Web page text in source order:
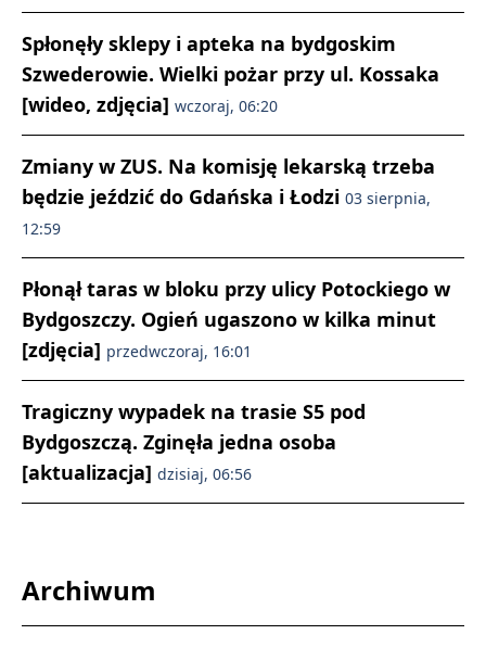
Spłonęły sklepy i apteka na bydgoskim
Szwederowie. Wielki pożar przy ul. Kossaka
[wideo, zdjęcia] wczoraj, 06:20
Zmiany w ZUS. Na komisję lekarską trzeba
będzie jeździć do Gdańska i Łodzi 03 sierpnia,
12:59
Płonął taras w bloku przy ulicy Potockiego w
Bydgoszczy. Ogień ugaszono w kilka minut
[zdjęcia] przedwczoraj, 16:01
Tragiczny wypadek na trasie S5 pod
Bydgoszczą. Zginęła jedna osoba
[aktualizacja] dzisiaj, 06:56
Archiwum